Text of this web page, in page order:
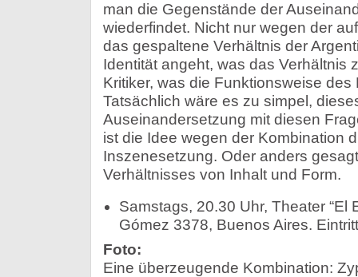
man die Gegenstände der
wiederfindet. Nicht nur wegen der
das gespaltene Verhältnis der
Identität angeht, was das Verhältnis
Kritiker, was die Funktionsweise des
Tatsächlich wäre es zu simpel,
Auseinandersetzung mit diesen
ist die Idee wegen der Kombination
Inszenesetzung. Oder anders
Verhältnisses von Inhalt und Form.
Samstags, 20.30 Uhr, Theater “El
Gómez 3378, Buenos Aires.
Foto:
Eine überzeugende Kombination: